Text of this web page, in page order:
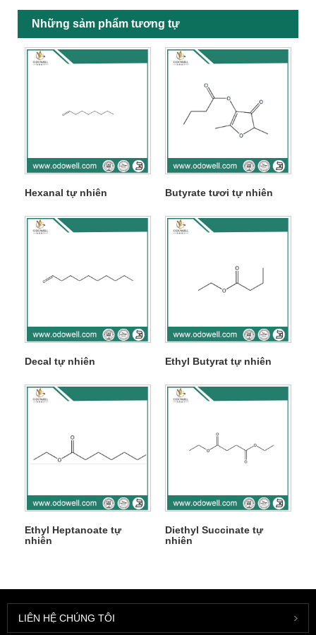
Những sảm phẩm tương tự
Hexanal tự nhiên Butyrate tươi tự nhiên
Decal tự nhiên Ethyl Butyrat tự nhiên
Ethyl Heptanoate tự
nhiên
Diethyl Succinate tự
nhiên
LIÊN HỆ CHÚNG TÔI